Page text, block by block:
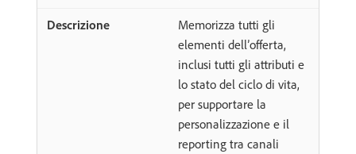
Memorizza tutti gli
elementi dell’offerta,
inclusi tutti gli attributi e
lo stato del ciclo di vita,
per supportare la
personalizzazione e il
reporting tra canali